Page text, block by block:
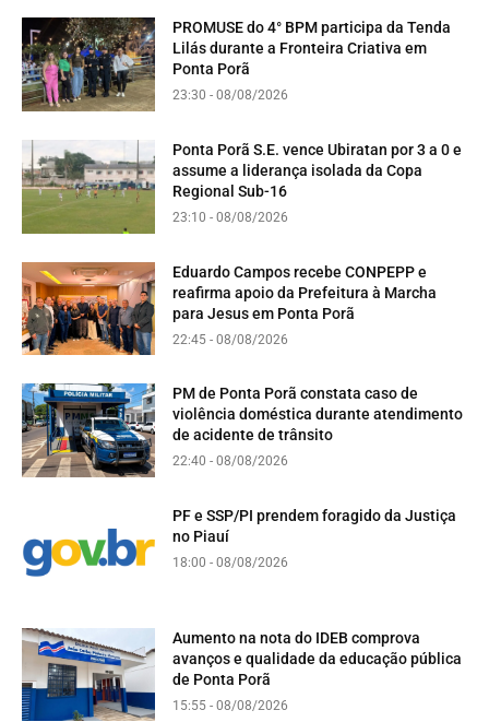
PROMUSE do 4° BPM participa da Tenda
Lilás durante a Fronteira Criativa em
Ponta Porã
23:30 - 08/08/2026
Ponta Porã S.E. vence Ubiratan por 3 a 0 e
assume a liderança isolada da Copa
Regional Sub-16
23:10 - 08/08/2026
Eduardo Campos recebe CONPEPP e
reafirma apoio da Prefeitura à Marcha
para Jesus em Ponta Porã
22:45 - 08/08/2026
PM de Ponta Porã constata caso de
violência doméstica durante atendimento
de acidente de trânsito
22:40 - 08/08/2026
PF e SSP/PI prendem foragido da Justiça
no Piauí
18:00 - 08/08/2026
Aumento na nota do IDEB comprova
avanços e qualidade da educação pública
de Ponta Porã
15:55 - 08/08/2026